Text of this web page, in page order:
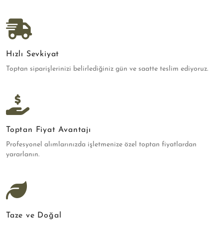
Hızlı Sevkiyat
Toptan siparişlerinizi belirlediğiniz gün ve saatte teslim ediyoruz.
Toptan Fiyat Avantajı
Profesyonel alımlarınızda işletmenize özel toptan fiyatlardan
yararlanın.
Taze ve Doğal